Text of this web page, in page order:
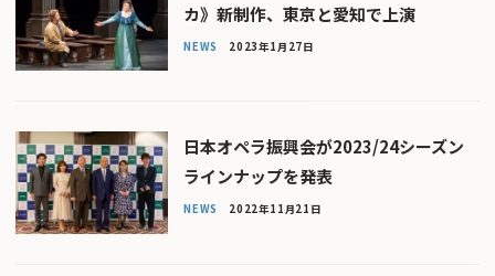
カ》新制作、東京と愛知で上演
NEWS 2023年1月27日
日本オペラ振興会が2023/24シーズン
ラインナップを発表
NEWS 2022年11月21日